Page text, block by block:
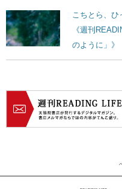
こちとら、
《週刊
のように」》